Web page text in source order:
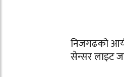
निजगढको
सेन्सर लाइट